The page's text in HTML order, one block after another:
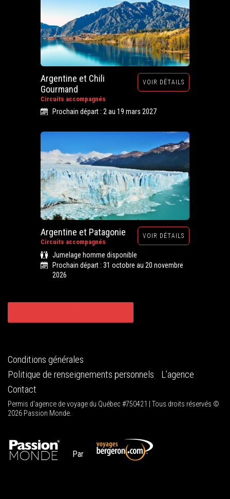
Argentine et Chili
Gourmand
Circuits accompagnés
VOIR DÉTAILS
Prochain départ : 2 au 19 mars 2027
Argentine et Patagonie
Circuits accompagnés
VOIR DÉTAILS
Jumelage homme disponible
Prochain départ : 31 octobre au 20 novembre
2026
Conditions générales
Politique de renseignements personnels
L’agence
Contact
Permis d'agence de voyage du Québec #750421 | Tous droits réservés ©
2026 Passion Monde.
Par